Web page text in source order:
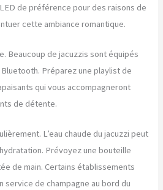
de préférence pour des raisons de
cette ambiance romantique.
Beaucoup de jacuzzis sont équipés
Préparez une playlist de
qui vous accompagneront
de détente.
L’eau chaude du jacuzzi peut
Prévoyez une bouteille
de main. Certains établissements
service de champagne au bord du